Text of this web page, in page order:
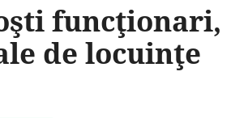
funcţionari,
de locuinţe